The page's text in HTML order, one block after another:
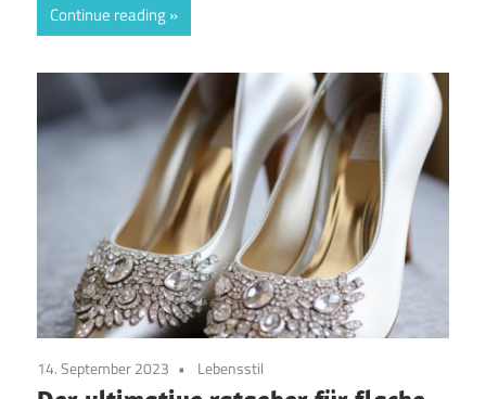
Continue reading
14. September 2023 Lebensstil